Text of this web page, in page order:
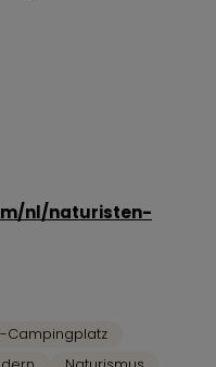
nl/naturisten-
Campingplatz